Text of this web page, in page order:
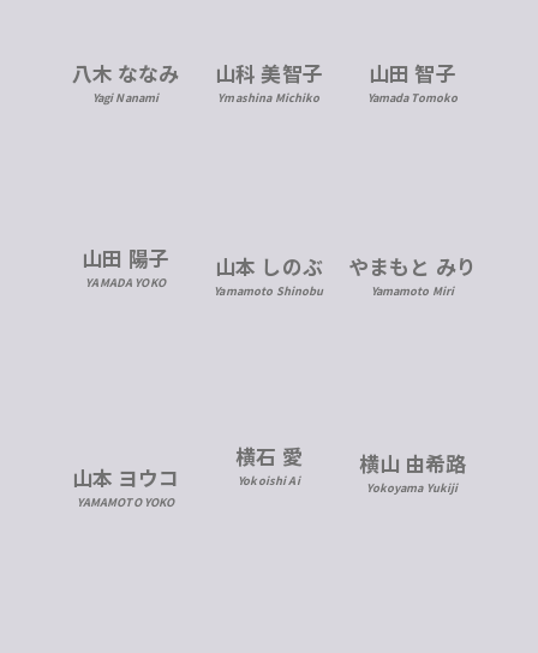
八木 ななみ
Yagi Nanami
山科 美智子
Ymashina Michiko
山田 智子
Yamada Tomoko
山田 陽子
YAMADA YOKO
山本 しのぶ
Yamamoto Shinobu
やまもと みり
Yamamoto Miri
山本 ヨウコ
YAMAMOTO YOKO
横石 愛
Yokoishi Ai
横山 由希路
Yokoyama Yukiji